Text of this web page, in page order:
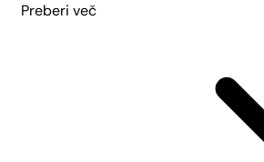
Preberi več